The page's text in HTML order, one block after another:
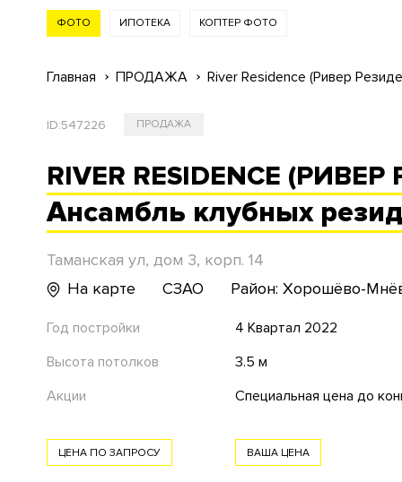
ФОТО ИПОТЕКА КОПТЕР ФОТО
Главная ПРОДАЖА River Residence (Ривер
ID:547226 ПРОДАЖА
RIVER RESIDENCE
Ансамбль клубных
Таманская ул, дом 3, корп. 14
На карте
СЗАО Район: Хорошёво-
Год постройки
4 Квартал 2022
Высота потолков
3.5 м
Акции
Специальная цена до
ЦЕНА ПО ЗАПРОСУ ВАША ЦЕНА